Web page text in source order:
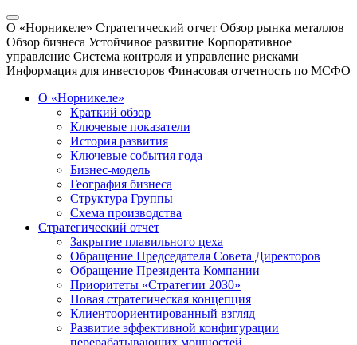
О «Норникеле» Стратегический отчет Обзор рынка металлов
Обзор бизнеса Устойчивое развитие Корпоративное
управление Система контроля и управление рисками
Информация для инвесторов Финасовая отчетность по МСФО
О «Норникеле»
Краткий обзор
Ключевые показатели
История развития
Ключевые события года
Бизнес-модель
География бизнеса
Структура Группы
Схема производства
Стратегический отчет
Закрытие плавильного цеха
Обращение Председателя Совета Директоров
Обращение Президента Компании
Приоритеты «Стратегии 2030»
Новая стратегическая концепция
Клиентоориентированный взгляд
Развитие эффективной конфигурации
перерабатывающих мощностей